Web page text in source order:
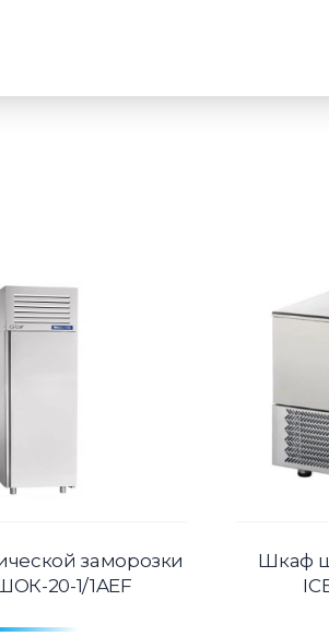
заморозки
20-1/1AEF
Шкаф